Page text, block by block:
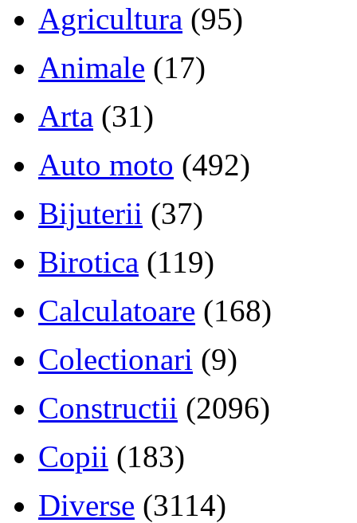
Agricultura (95)
Animale (17)
Arta (31)
Auto moto (492)
Bijuterii (37)
Birotica (119)
Calculatoare (168)
Colectionari (9)
Constructii (2096)
Copii (183)
Diverse (3114)